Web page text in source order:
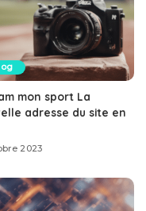
mon sport La
adresse du site en
2023